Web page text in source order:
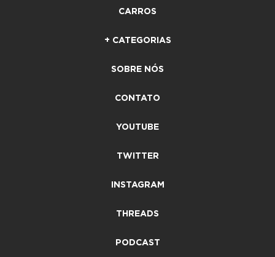
CARROS
+ CATEGORIAS
SOBRE NÓS
CONTATO
YOUTUBE
TWITTER
INSTAGRAM
THREADS
PODCAST